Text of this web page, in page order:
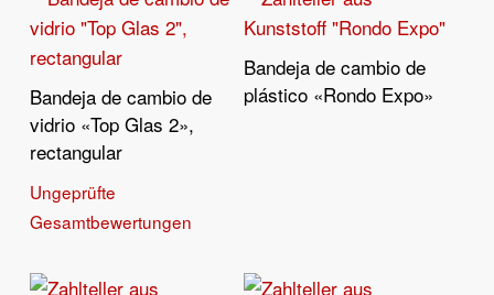
Leer Más
Bandeja de cambio de
vidrio «Top Glas 2»,
rectangular
Ungeprüfte
Gesamtbewertungen
Leer Más
Bandeja de cambio de
plástico «Rondo Expo»